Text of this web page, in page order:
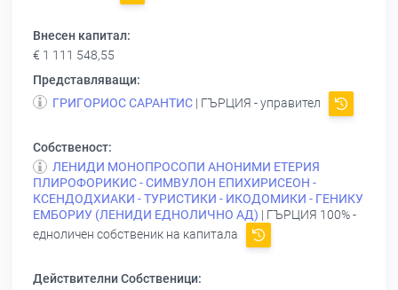
Внесен капитал:
€ 1 111 548,55
Представляващи:
ГРИГОРИОС САРАНТИС | ГЪРЦИЯ - управител
Собственост:
ЛЕНИДИ МОНОПРОСОПИ АНОНИМИ ЕТЕРИЯ
ПЛИРОФОРИКИС - СИМВУЛОН ЕПИХИРИСЕОН -
КСЕНДОДХИАКИ - ТУРИСТИКИ - ИКОДОМИКИ - ГЕНИКУ
ЕМБОРИУ (ЛЕНИДИ ЕДНОЛИЧНО АД) | ГЪРЦИЯ 100% -
едноличен собственик на капитала
Действителни Собственици: